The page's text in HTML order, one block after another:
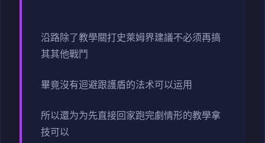
沿路除了教學關打史萊姆界建議不必须再搞
其其他戰鬥
畢竟沒有迴避跟護盾的法术可以运用
所以還为为先直接回家跑完劇情形的教學拿
技可以